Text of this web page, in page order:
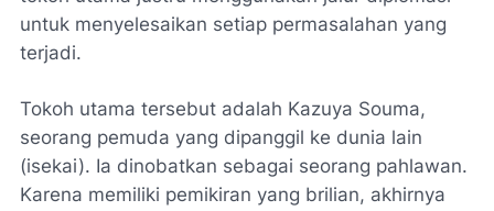
untuk menyelesaikan setiap permasalahan yang
terjadi.
Tokoh utama tersebut adalah Kazuya Souma,
seorang pemuda yang dipanggil ke dunia lain
(isekai). Ia dinobatkan sebagai seorang pahlawan.
Karena memiliki pemikiran yang brilian, akhirnya